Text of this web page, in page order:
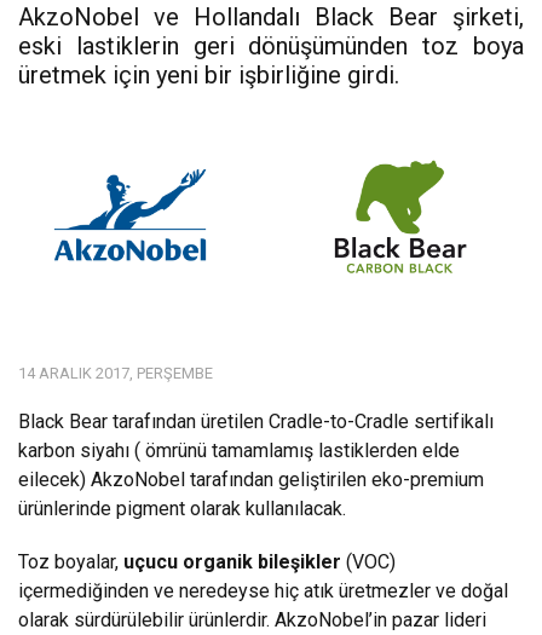
AkzoNobel ve Hollandalı Black Bear şirketi,
eski lastiklerin geri dönüşümünden toz boya
üretmek için yeni bir işbirliğine girdi.
14 ARALIK 2017, PERŞEMBE
Black Bear tarafından üretilen Cradle-to-Cradle sertifikalı
karbon siyahı ( ömrünü tamamlamış lastiklerden elde
eilecek) AkzoNobel tarafından geliştirilen eko-premium
ürünlerinde pigment olarak kullanılacak.
Toz boyalar, uçucu organik bileşikler (VOC)
içermediğinden ve neredeyse hiç atık üretmezler ve doğal
olarak sürdürülebilir ürünlerdir. AkzoNobel’in pazar lideri